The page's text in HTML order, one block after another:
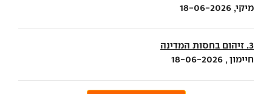
מיקי, 18-06-2026
3. זיהום בחסות המדינה
חיימון , 18-06-2026